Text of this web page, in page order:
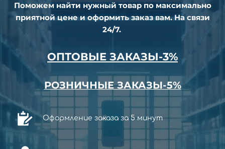
Поможем найти нужный товар по максимально
приятной цене и оформить заказ вам. На связи
24/7.
ОПТОВЫЕ ЗАКАЗЫ-3%
РОЗНИЧНЫЕ ЗАКАЗЫ-5%
Оформление заказа за 5 минут